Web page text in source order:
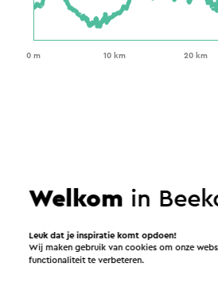
Welkom in
Leuk dat je inspiratie komt opdoen!
Wij maken gebruik van cookies om onze
functionaliteit te verbeteren.